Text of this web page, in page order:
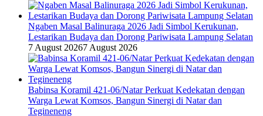
Ngaben Masal Balinuraga 2026 Jadi Simbol Kerukunan,
Lestarikan Budaya dan Dorong Pariwisata Lampung Selatan
7 August 20267 August 2026
Babinsa Koramil 421-06/Natar Perkuat Kedekatan dengan
Warga Lewat Komsos, Bangun Sinergi di Natar dan
Tegineneng